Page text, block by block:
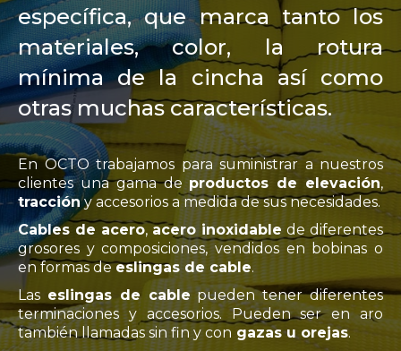
específica, que marca tanto los
materiales, color, la rotura
mínima de la cincha así como
otras muchas características.
En OCTO trabajamos para suministrar a nuestros
clientes una gama deproductos de elevación,
traccióny accesorios a medida de sus necesidades.
Cables de acero,acero inoxidable de diferentes
grosores y composiciones, vendidos en bobinas o
en formas deeslingas de cable.
Las eslingas de cable pueden tener diferentes
terminaciones y accesorios. Pueden ser en aro
también llamadas sin fin y con gazas u orejas.